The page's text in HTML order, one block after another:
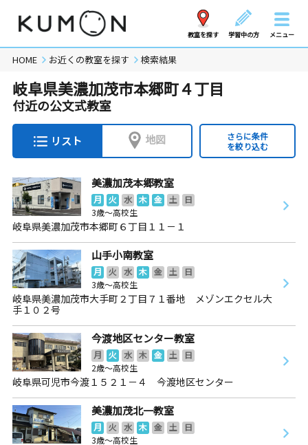
教室を探す 学習中の方 メニュー
HOME お近くの教室を探す 検索結果
岐阜県美濃加茂市本郷町４丁目
付近の公文式教室
リスト 地図
さらに条件
を絞り込む
美濃加茂本郷教室
月 火 水 木 金 土
日
3歳～高校生
岐阜県美濃加茂市本郷町６丁目１１－１
山手小南教室
月 火 水 木 金 土
日
3歳～高校生
岐阜県美濃加茂市大手町２丁目７１番地 メゾンエクセル大
手１０２号
今渡地区センター教室
月 火 水 木 金 土
日
2歳～高校生
岐阜県可児市今渡１５２１－４ 今渡地区センター
美濃加茂北一教室
月 火 水 木 金 土
日
3歳～高校生